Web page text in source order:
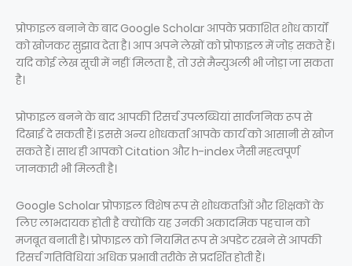
प्रोफाइल बनाने के बाद Google Scholar आपके प्रकाशित शोध कार्यों
को खोजकर सुझाव देता है। आप अपने लेखों को प्रोफाइल में जोड़ सकते हैं।
यदि कोई लेख सूची में नहीं मिलता है, तो उसे मैन्युअली भी जोड़ा जा सकता
है।
प्रोफाइल बनने के बाद आपकी रिसर्च उपलब्धियां सार्वजनिक रूप से
दिखाई दे सकती हैं। इससे अन्य शोधकर्ता आपके कार्य को आसानी से खोज
सकते हैं। साथ ही आपको Citation और h-index जैसी महत्वपूर्ण
जानकारी भी मिलती है।
Google Scholar प्रोफाइल विशेष रूप से शोधकर्ताओं और शिक्षकों के
लिए लाभदायक होती है क्योंकि यह उनकी अकादमिक पहचान को
मजबूत बनाती है। प्रोफाइल को नियमित रूप से अपडेट रखने से आपकी
रिसर्च गतिविधियां अधिक प्रभावी तरीके से प्रदर्शित होती हैं।